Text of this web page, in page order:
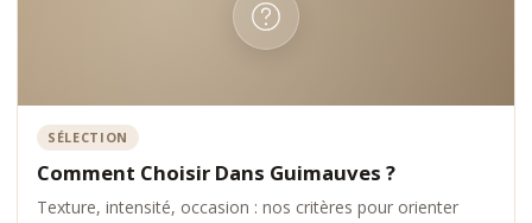
SÉLECTION
Comment Choisir Dans Guimauves ?
Texture, intensité, occasion : nos critères pour orienter